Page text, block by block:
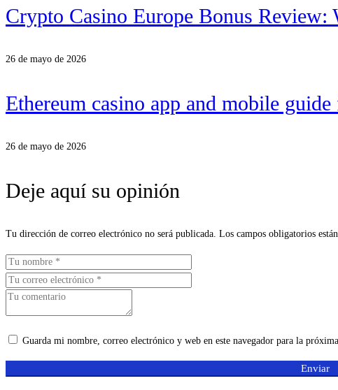
Crypto Casino Europe Bonus
26 de mayo de 2026
Ethereum casino app and mobile
26 de mayo de 2026
Deje aquí su opinión
Tu dirección de correo electrónico no será publicada. Los campos obligatorios
Guarda mi nombre, correo electrónico y web en este navegador para la